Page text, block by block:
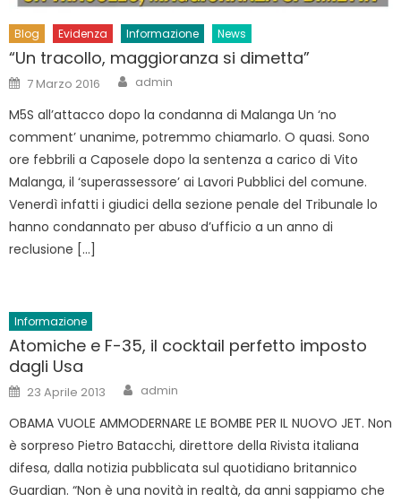
Blog Evidenza Informazione News
“Un tracollo, maggioranza si dimetta”
Posted
on
7 Marzo 2016 Author
admin
M5S all’attacco dopo la condanna di Malanga Un ‘no
comment’ unanime, potremmo chiamarlo. O quasi. Sono
ore febbrili a Caposele dopo la sentenza a carico di Vito
Malanga, il ‘superassessore’ ai Lavori Pubblici del comune.
Venerdì infatti i giudici della sezione penale del Tribunale lo
hanno condannato per abuso d’ufficio a un anno di
reclusione […]
Informazione
Atomiche e F-35, il cocktail perfetto imposto
dagli Usa
Posted
on
23 Aprile 2013 Author
admin
OBAMA VUOLE AMMODERNARE LE BOMBE PER IL NUOVO JET. Non
è sorpreso Pietro Batacchi, direttore della Rivista italiana
difesa, dalla notizia pubblicata sul quotidiano britannico
Guardian. “Non è una novità in realtà, da anni sappiamo che